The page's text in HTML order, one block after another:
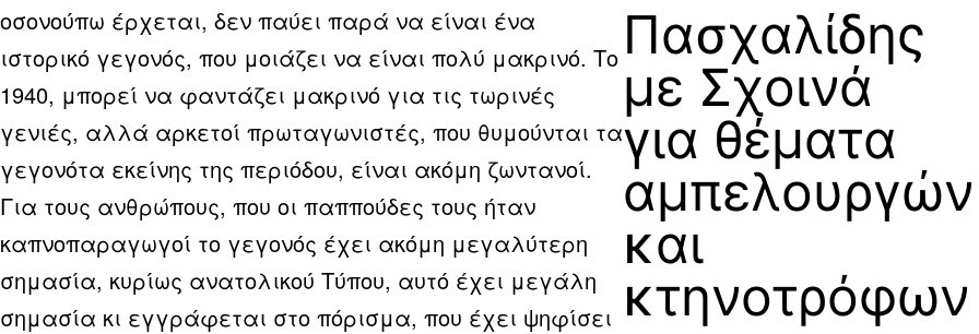
οσονούπω έρχεται, δεν παύει παρά να είναι ένα
ιστορικό γεγονός, που μοιάζει να είναι πολύ μακρινό. Το
1940, μπορεί να φαντάζει μακρινό για τις τωρινές
γενιές, αλλά αρκετοί πρωταγωνιστές, που θυμούνται τα
γεγονότα εκείνης της περιόδου, είναι ακόμη ζωντανοί.
Για τους ανθρώπους, που οι παππούδες τους ήταν
καπνοπαραγωγοί το γεγονός έχει ακόμη μεγαλύτερη
σημασία, κυρίως ανατολικού Τύπου, αυτό έχει μεγάλη
σημασία κι εγγράφεται στο πόρισμα, που έχει ψηφίσει
Πασχαλίδης
με Σχοινά
για θέματα
αμπελουργών
και
κτηνοτρόφων